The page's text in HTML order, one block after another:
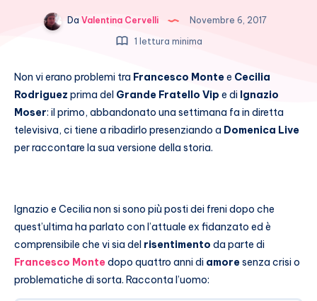
Da Valentina Cervelli
Novembre 6, 2017
1 lettura minima
Non vi erano problemi tra Francesco Montee Cecilia
Rodriguez prima del Grande Fratello Vip e di Ignazio
Moser: il primo, abbandonato una settimana fa in diretta
televisiva, ci tiene a ribadirlo presenziando a Domenica Live
per raccontare la sua versione della storia.
Ignazio e Cecilia non si sono più posti dei freni dopo che
quest’ultima ha parlato con l’attuale ex fidanzato ed è
comprensibile che vi sia del risentimento da parte di
Francesco Monte dopo quattro anni di amoresenza crisi o
problematiche di sorta. Racconta l’uomo: